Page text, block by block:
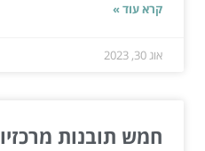
קרא עוד »
אוג 30, 2023
חמש תובנות